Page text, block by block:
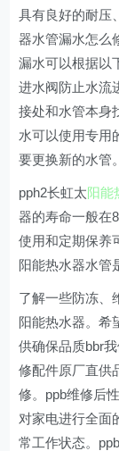
具有良好的耐压
器水管漏水怎么
漏水可以根据以
进水阀防止水流
接处和水管本身
水可以使用专用
要更换新的水管。
pph2长虹太阳能
器的寿命一般在
使用和定期保养
阳能热水器水管
了解一些防冻、
阳能热水器。希
供确保品质bbr
修配件原厂直供
修。ppb维修后
对家电进行全面
常工作状态。